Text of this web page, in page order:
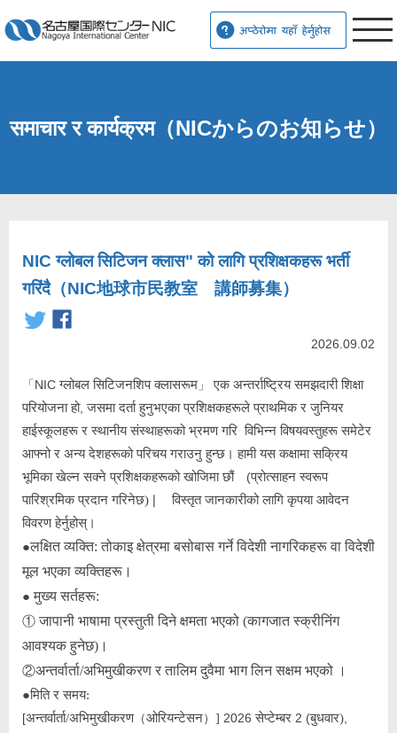
समाचार र कार्यक्रम（NICからのお知らせ）
NIC ग्लोबल सिटिजन क्लास" को लागि प्रशिक्षकहरू भर्ती
गरिंदै（NIC地球市民教室 講師募集）
2026.09.02
「NICग्लोबल सिटिजनशिप क्लासरूम 」
एक अन्तर्राष्ट्रिय समझदारी शिक्षा
परियोजना हो,जसमा दर्ता हुनुभएका प्रशिक्षकहरूले प्राथमिक र जुनियर
हाईस्कूलहरू र स्थानीय संस्थाहरूको भ्रमण गरि विभिन्न विषयवस्तुहरू समेटेर
आफ्नो र अन्य देशहरूको परिचय गराउनु हुन्छ। हामी यस कक्षामा सक्रिय
भूमिका खेल्न सक्ने प्रशिक्षकहरूको खोजिमा छौं
(प्रोत्साहन स्वरूप
पारिश्रमिक प्रदान गरिनेछ) ❘विस्तृत जानकारीको लागि कृपया आवेदन
विवरण हेर्नुहोस्।
●लक्षित व्यक्ति: तोकाइ क्षेत्रमा बसोबास गर्ने विदेशी नागरिकहरू वा विदेशी
मूल भएका व्यक्तिहरू।
●मुख्य सर्तहरू:
①जापानी भाषामा प्रस्तुती दिने क्षमता भएको (कागजात स्क्रीनिंग
आवश्यक हुनेछ)।
②अन्तर्वार्ता/अभिमुखीकरण र तालिम दुवैमा भाग लिन सक्षम भएको ।
●मिति र समय:
[अन्तर्वार्ता/अभिमुखीकरण（ओरियन्टेसन） ] 2026सेप्टेम्बर 2 (बुधवार)